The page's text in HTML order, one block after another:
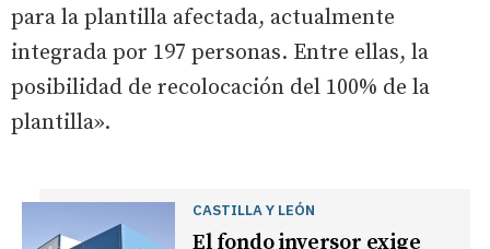
para la plantilla afectada, actualmente
integrada por 197 personas. Entre ellas, la
posibilidad de recolocación del 100% de la
plantilla».
CASTILLA Y LEÓN
El fondo inversor exige